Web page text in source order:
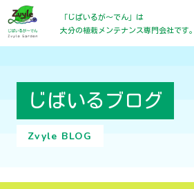
「じばいるが〜でん」は
大分の植栽メンテナンス専門会社です。
じばいるブログ
Zvyle BLOG